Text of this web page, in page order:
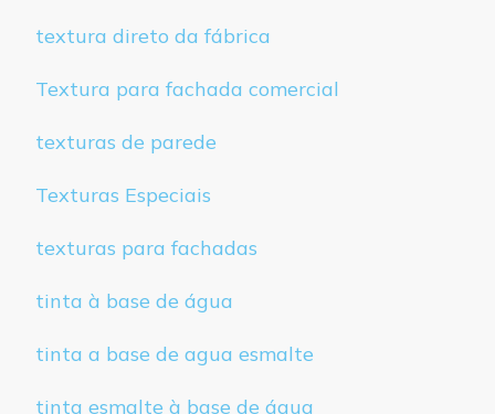
textura direto da fábrica
Textura para fachada comercial
texturas de parede
Texturas Especiais
texturas para fachadas
tinta à base de água
tinta a base de agua esmalte
tinta esmalte à base de água